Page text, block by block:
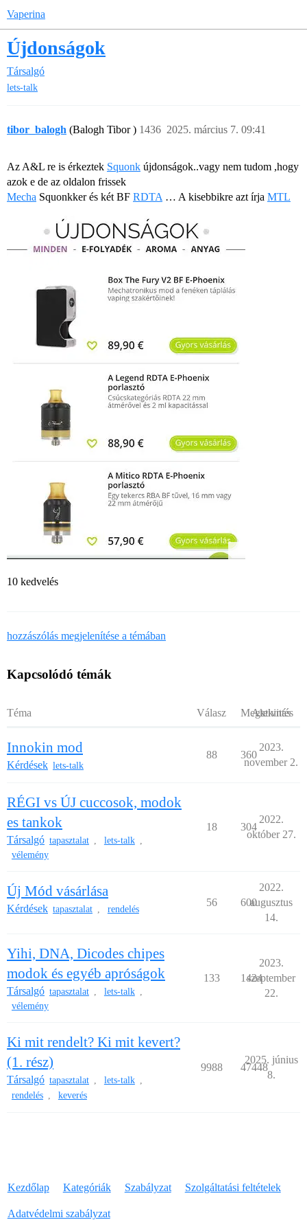
Vaperina
Újdonságok
Társalgó
lets-talk
tibor_balogh (Balogh Tibor ) 2025. március 7. 09:41
1436
Az A&L re is érkeztek Squonk újdonságok..vagy nem tudom ,hogy
azok e de az oldalon frissek
Mecha Squonkker és két BF RDTA … A kisebbikre azt írja MTL
10 kedvelés
hozzászólás megjelenítése a témában
Kapcsolódó témák
Téma Válasz Megtekintés
Aktivitás
Innokin mod
Kérdések lets-talk
88 360
2023.
november 2.
RÉGI vs ÚJ cuccosok, modok
es tankok
Társalgó tapasztalat , lets-talk ,
vélemény
18 304
2022.
október 27.
Új Mód vásárlása
Kérdések tapasztalat , rendelés
56 600
2022.
augusztus
14.
Yihi, DNA, Dicodes chipes
modok és egyéb apróságok
Társalgó tapasztalat , lets-talk ,
vélemény
133 1424
2023.
szeptember
22.
Ki mit rendelt? Ki mit kevert?
(1. rész)
Társalgó tapasztalat , lets-talk ,
rendelés , keverés
9988 47448
2025. június
8.
Kezdőlap Kategóriák Szabályzat Szolgáltatási feltételek
Adatvédelmi szabályzat